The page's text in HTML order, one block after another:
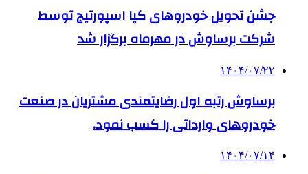
جشن تحویل خودروهای کیا اسپورتیج توسط
شرکت برساوش در مهرماه برگزار شد
۱۴۰۴/۰۷/۲۲
برساوش رتبه اول رضایتمندی مشتریان در صنعت
خودروهای وارداتی را کسب نمود.
۱۴۰۴/۰۷/۱۴